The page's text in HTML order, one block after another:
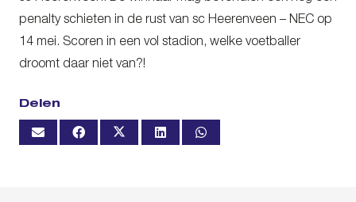
penalty schieten in de rust van sc Heerenveen – NEC op
14 mei. Scoren in een vol stadion, welke voetballer
droomt daar niet van?!
Delen